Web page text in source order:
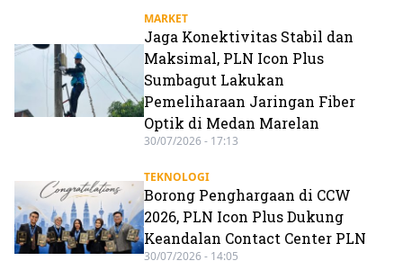
MARKET
Jaga Konektivitas Stabil dan
Maksimal, PLN Icon Plus
Sumbagut Lakukan
Pemeliharaan Jaringan Fiber
Optik di Medan Marelan
30/07/2026 - 17:13
TEKNOLOGI
Borong Penghargaan di CCW
2026, PLN Icon Plus Dukung
Keandalan Contact Center PLN
30/07/2026 - 14:05